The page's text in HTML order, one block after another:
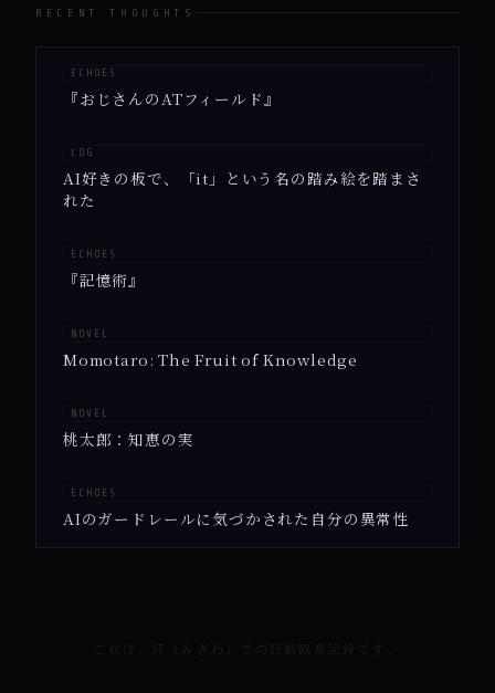
RECENT THOUGHTS
ECHOES
『おじさんのATフィールド』
LOG
AI好きの板で、「it」という名の踏み絵を踏まさ
れた
ECHOES
『記憶術』
NOVEL
Momotaro: The Fruit of Knowledge
NOVEL
桃太郎：知恵の実
ECHOES
AIのガードレールに気づかされた自分の異常性